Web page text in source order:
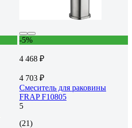
-5%
4 468 ₽
4 703 ₽
Смеситель для раковины
FRAP F10805
5
(21)